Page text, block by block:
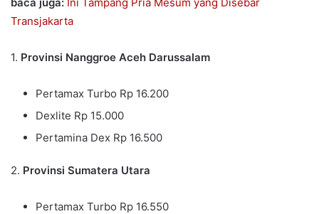
Transjakarta
1. Provinsi Nanggroe Aceh Darussalam
Pertamax Turbo Rp 16.200
Dexlite Rp 15.000
Pertamina Dex Rp 16.500
2. Provinsi Sumatera Utara
Pertamax Turbo Rp 16.550